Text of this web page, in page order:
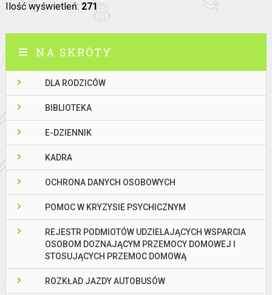
Ilość wyświetleń: 271
NA SKRÓTY
DLA RODZICÓW
BIBLIOTEKA
E-DZIENNIK
KADRA
OCHRONA DANYCH OSOBOWYCH
POMOC W KRYZYSIE PSYCHICZNYM
REJESTR PODMIOTÓW UDZIELAJĄCYCH WSPARCIA
OSOBOM DOZNAJĄCYM PRZEMOCY DOMOWEJ I
STOSUJĄCYCH PRZEMOC DOMOWĄ
ROZKŁAD JAZDY AUTOBUSÓW